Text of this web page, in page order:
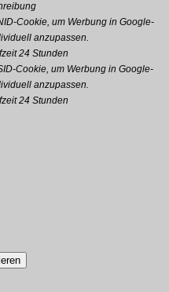
Cookie, um Werbung in Google-
anzupassen.
24 Stunden
Cookie, um Werbung in Google-
anzupassen.
24 Stunden